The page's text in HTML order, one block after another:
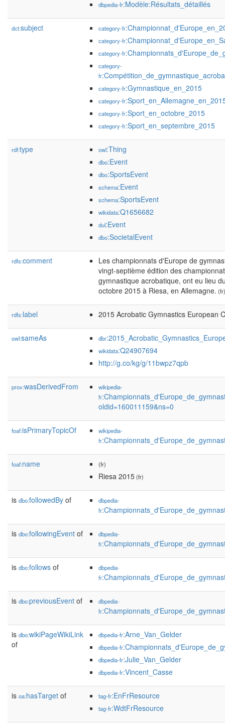
dbpedia-fr:Modèle:Résultats_détaillés
dct:subject category-fr
category-fr
category-fr
category-
fr
category-fr:Gymnastique_en_2015
category-fr
category-fr:Sport_en_octobre_2015
category-fr:Sport_en_septembre_2015
rdf:type owl:Thing
dbo:Event
dbo:SportsEvent
schema:Event
schema:SportsEvent
wikidata:Q1656682
dul:Event
dbo:SocietalEvent
rdfs:comment
Les championnats d'Europe de
vingt-septième édition des
gymnastique acrobatique, ont eu lieu
octobre 2015 à Riesa, en Allemagne. (fr)
rdfs:label 2015 Acrobatic Gymnastics European
owl:sameAs dbr
wikidata:Q24907694
http://g.co/kg/g/11bwpz7qpb
prov:wasDerivedFrom
wikipedia-
fr
oldid=160011159&ns=0
foaf:isPrimaryTopicOf
wikipedia-
fr
foaf:name (fr)
Riesa 2015(fr)
is dbo:followedBy of
dbpedia-
fr
is dbo:followingEvent of
dbpedia-
fr
is dbo:follows of
dbpedia-
fr
is dbo:previousEvent of
dbpedia-
fr
is dbo:wikiPageWikiLink
of
dbpedia-fr:Arne_Van_Gelder
dbpedia-fr
dbpedia-fr:Julie_Van_Gelder
dbpedia-fr:Vincent_Casse
is oa:hasTarget of tag-fr:EnFrResource
tag-fr:WdtFrResource